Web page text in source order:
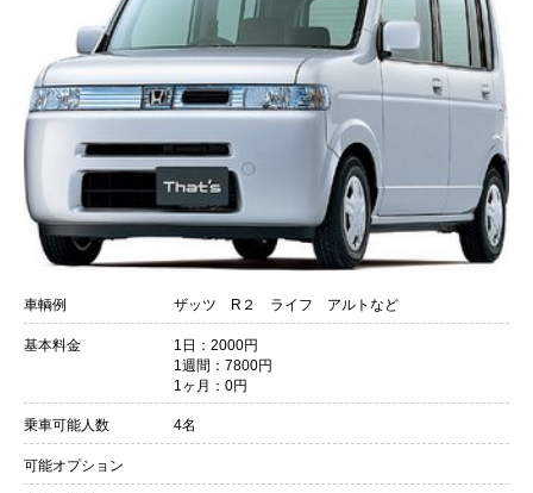
車輌例 ザッツ R２ ライフ アルトなど
基本料金
1日：2000円
1週間：7800円
1ヶ月：0円
乗車可能人数 4名
可能オプション